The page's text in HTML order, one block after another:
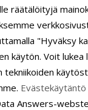
räätälöityjä
"Hyväksy
käytön. Voit lukea
tekniikoiden
Evästekäytäntö
Answers-